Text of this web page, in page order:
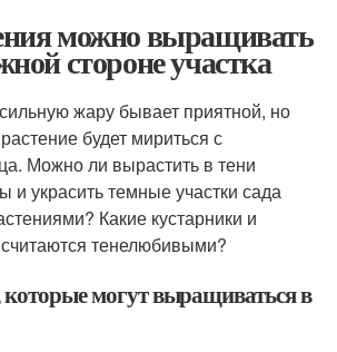
можно выращивать
стороне участка
жару бывает приятной, но
будет мириться с
Можно ли вырастить в тени
и украсить темные участки сада
Какие кустарники и
тенелюбивыми?
могут выращиваться в